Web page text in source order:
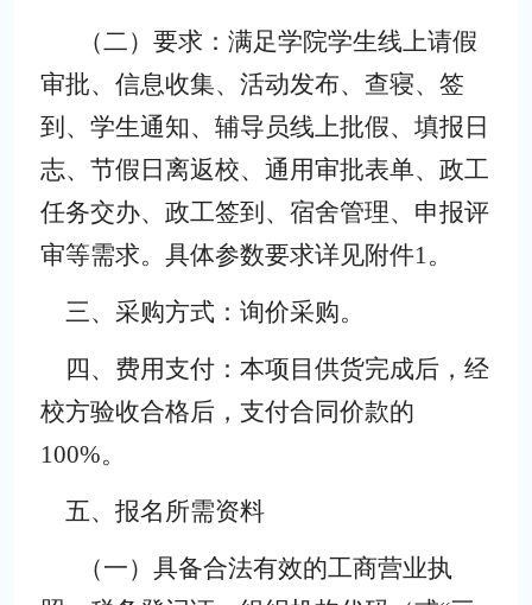
（二） 要求：满足学院学生线上请假
审批、信息收集、活动发布、查寝、签
到 、学生通知、 辅导员线上批假、填报日
志、节假日离返校、通用审批表单、政工
任务交办、政工签到、宿舍管理、申报评
审等需求。具体参数要求详见附件1。
三、采购方式： 询价采购。
四、费用支付： 本项目供货完成后，经
校方验收合格后，支付合同价款的
100%。
五、 报名 所需资料
（一） 具备合法有效的工商营业执